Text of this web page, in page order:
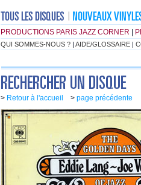
PRODUCTIONS PARIS JAZZ CORNER
QUI SOMMES-NOUS ? | AIDE/GLOSSAIRE |
> Retour à l'accueil > page précédente